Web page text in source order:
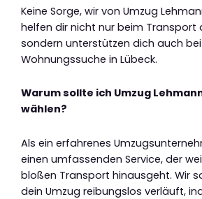
Keine Sorge, wir von Umzug
helfen dir nicht nur beim Transport
sondern unterstützen dich auch
Wohnungssuche in Lübeck.
Warum sollte ich Umzug
wählen?
Als ein erfahrenes
einen umfassenden Service, der
bloßen Transport hinausgeht. Wir
dein Umzug reibungslos verläuft,